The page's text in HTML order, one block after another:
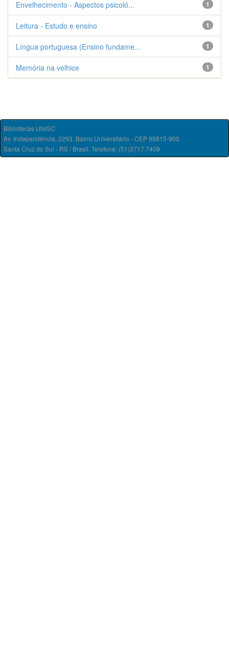
1
Envelhecimento - Aspectos psicoló...
1
Leitura - Estudo e ensino
1
Língua portuguesa (Ensino fundame...
1
Memória na velhice
Bibliotecas UNISC
Av. Independência, 2293, Bairro Universitário - CEP 96815-900
Santa Cruz do Sul - RS / Brasil. Telefone: (51)3717.7409